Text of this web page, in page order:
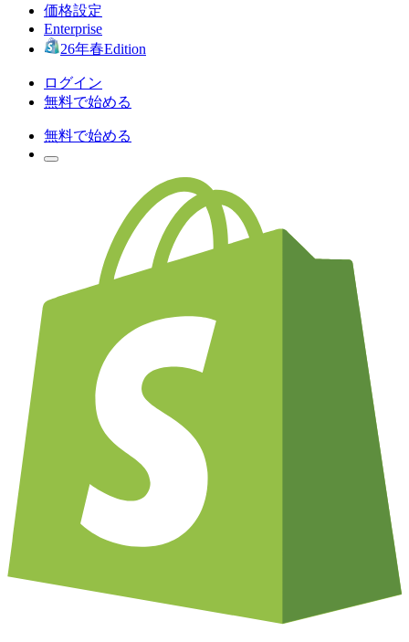
価格設定
Enterprise
26年春Edition
ログイン
無料で始める
無料で始める